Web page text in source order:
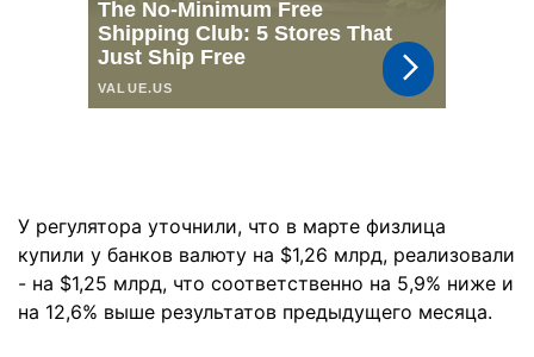
У регулятора уточнили, что в марте физлица
купили у банков валюту на $1,26 млрд, реализовали
- на $1,25 млрд, что соответственно на 5,9% ниже и
на 12,6% выше результатов предыдущего месяца.